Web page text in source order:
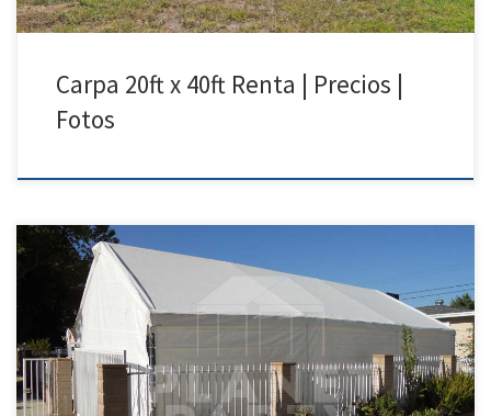
Carpa 20ft x 40ft Renta | Precios |
Fotos
20ft x 30ft Carpa | Precios | Fotos – Party Tent Rentals 818 207 8502 20ft
x 30ft Carpa Precio de Renta 20ft x 30ft Carpa $300.00 Tent | Party Tent
Rentals San Fernando Valley | Simi Valley| Santa Clarita| Van Nuys
Carpa para Rentar | Fotos | Precios